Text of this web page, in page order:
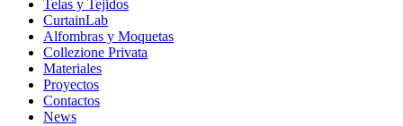
Telas y Tejidos
CurtainLab
Alfombras y Moquetas
Collezione Privata
Materiales
Proyectos
Contactos
News